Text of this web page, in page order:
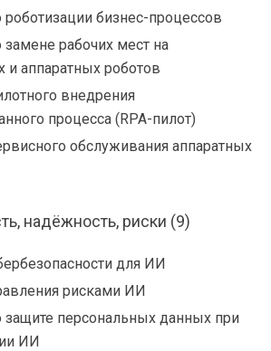
бизнес-процессов
рабочих мест на
аппаратных роботов
внедрения
процесса (RPA-пилот)
обслуживания аппаратных
надёжность, риски (9)
для ИИ
рисками ИИ
персональных данных при
ИИ